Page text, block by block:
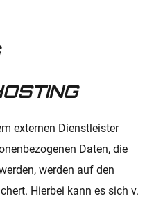
externen Dienstleister
Daten, die
werden auf den
Hierbei kann es sich v.